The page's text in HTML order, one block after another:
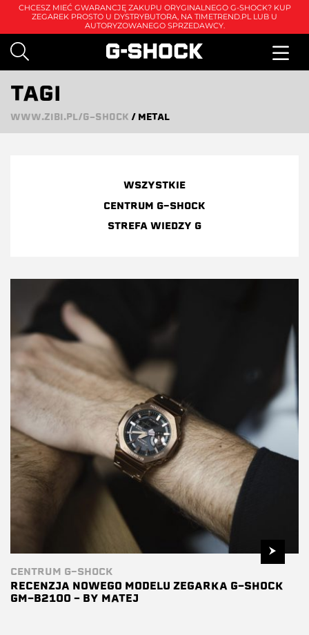
CHCESZ MIEĆ GWARANCJĘ ZAKUPU ORYGINALNEGO G-SHOCK? KUP
ZEGAREK PROSTO U DYSTRYBUTORA, NA TIMETREND.PL LUB U
AUTORYZOWANEGO SPRZEDAWCY.
TAGI
WWW.ZIBI.PL/G-SHOCK / METAL
WSZYSTKIE
CENTRUM G-SHOCK
STREFA WIEDZY G
CENTRUM G-SHOCK
RECENZJA NOWEGO MODELU ZEGARKA G-SHOCK
GM-B2100 – BY MATEJ